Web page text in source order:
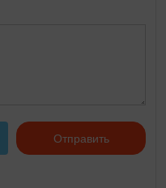
Отправить